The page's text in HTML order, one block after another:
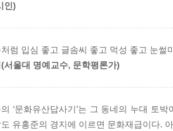
인)
럼 입심 좋고 글솜씨 좋고 먹성 좋고 눈
서울대 명예교수, 문학평론가)
‘문화유산답사기’는 그 동네의 누대 토
유홍준의 경지에 이르면 문화재급이다.